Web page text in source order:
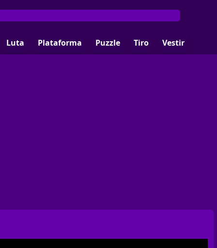
Luta Plataforma Puzzle Tiro Vestir